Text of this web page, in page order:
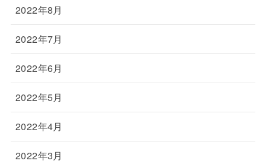
2022年8月
2022年7月
2022年6月
2022年5月
2022年4月
2022年3月